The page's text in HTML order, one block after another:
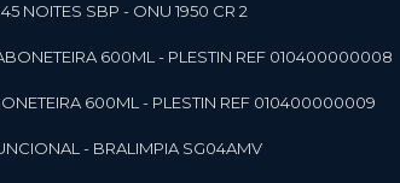
NOITES SBP - ONU 1950 CR 2
600ML - PLESTIN REF 010400000008
600ML - PLESTIN REF 010400000009
- BRALIMPIA SG04AMV